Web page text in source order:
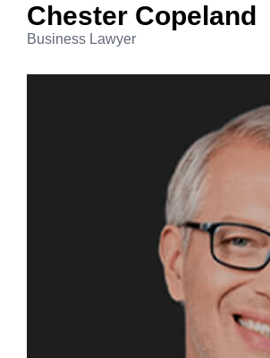
Chester Copeland
Business Lawyer